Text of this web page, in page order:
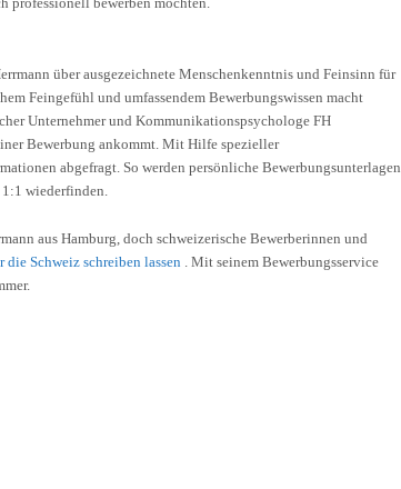
über ausgezeichnete Menschenkenntnis und Feinsinn für
Feingefühl und umfassendem Bewerbungswissen macht
Unternehmer und Kommunikationspsychologe FH
Bewerbung ankommt. Mit Hilfe spezieller
abgefragt. So werden persönliche Bewerbungsunterlagen
wiederfinden.
aus Hamburg, doch schweizerische Bewerberinnen und
die Schweiz schreiben lassen . Mit seinem Bewerbungsservice